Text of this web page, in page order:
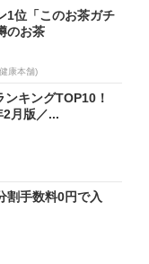
1位「このお茶ガチ
のお茶
康本舗)
ンキングTOP10！
月版／...
割手数料0円で入